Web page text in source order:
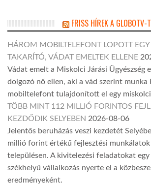
FRISS HÍREK A GLOBOTV-
HÁROM MOBILTELEFONT LOPOTT EGY
TAKARÍTÓ, VÁDAT EMELTEK ELLENE
Vádat emelt a Miskolci Járási Ügyészség
dolgozó nő ellen, aki a vád szerint munka
mobiltelefont tulajdonított el egy
TÖBB MINT 112 MILLIÓ FORINTOS
KEZDŐDIK SELYEBEN 2026-08-06
Jelentős beruházás veszi kezdetét
millió forint értékű fejlesztési munkálatok
településen. A kivitelezési feladatokat egy
székhelyű vállalkozás nyerte el a
eredményeként.